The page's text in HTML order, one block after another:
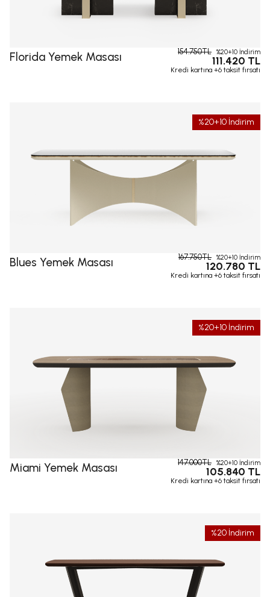
Florida Yemek Masası 154.750TL %20+10 İndirim
111.420 TL
Kredi kartına +6 taksit fırsatı
%20+10 İndirim
Blues Yemek Masası 167.750TL %20+10 İndirim
120.780 TL
Kredi kartına +6 taksit fırsatı
%20+10 İndirim
Miami Yemek Masası 147.000TL %20+10 İndirim
105.840 TL
Kredi kartına +6 taksit fırsatı
%20 İndirim